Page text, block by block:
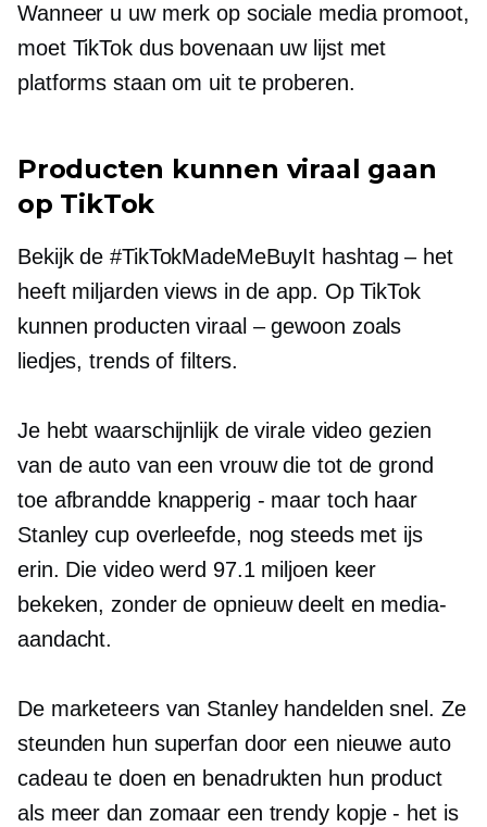
Wanneer u uw merk op sociale media promoot,
moet TikTok dus bovenaan uw lijst met
platforms staan ​​om uit te proberen.
Producten kunnen viraal gaan
op TikTok
Bekijk de #TikTokMadeMeBuyIt hashtag – het
heeft miljarden views in de app. Op TikTok
kunnen productenviraal – gewoon zoals
liedjes, trends of filters.
Je hebt waarschijnlijk de virale video gezien
van de auto van een vrouw die tot de grond
toe afbrandde knapperig - maar toch haar
Stanley cup overleefde, nog steeds met ijs
erin. Die video werd 97.1 miljoen keer
bekeken, zonder deopnieuw deelten media-
aandacht.
De marketeers van Stanley handelden snel. Ze
steunden hun superfan door een nieuwe auto
cadeau te doen en benadrukten hun product
als meer dan zomaar een trendy kopje - het is